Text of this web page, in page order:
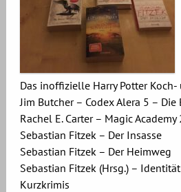
Das inoffizielle Harry Potter Koch-
Jim Butcher – Codex Alera 5 – Die
Rachel E. Carter – Magic
Sebastian Fitzek – Der Insasse
Sebastian Fitzek – Der Heimweg
Sebastian Fitzek (Hrsg.) –
Kurzkrimis